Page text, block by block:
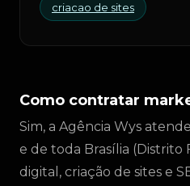
criacao de sites
Como contratar
Sim, a Agência Wys
e de toda Brasília
digital, criação de sites e